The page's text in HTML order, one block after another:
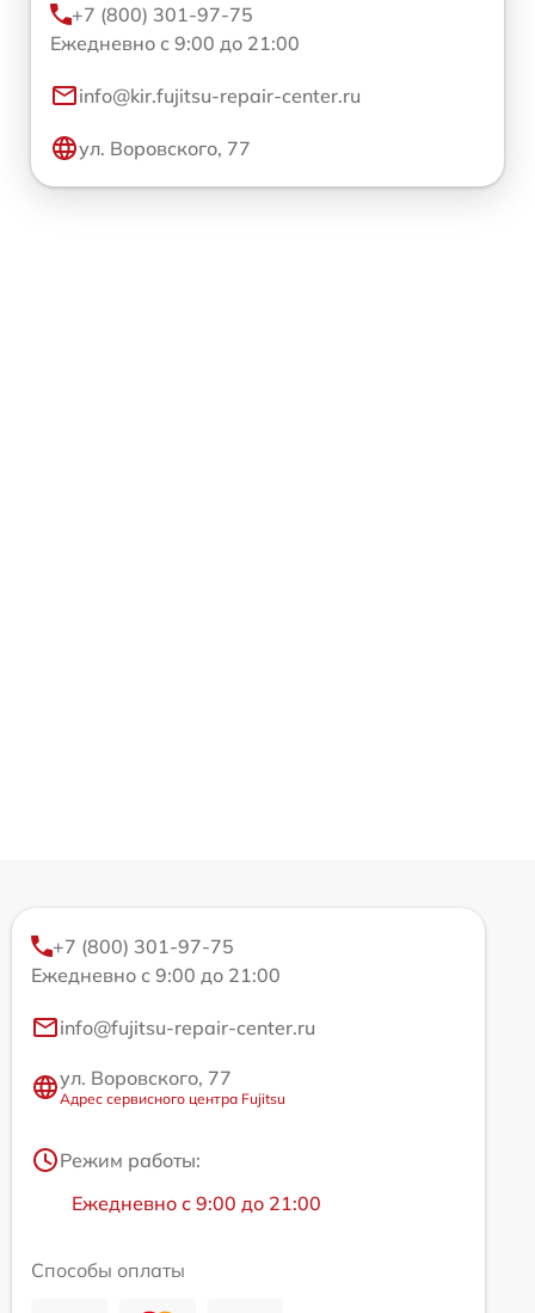
+7 (800) 301-97-75
Ежедневно с 9:00 до 21:00
info@kir.fujitsu-repair-center.ru
ул. Воровского, 77
+7 (800) 301-97-75
Ежедневно с 9:00 до 21:00
info@fujitsu-repair-center.ru
ул. Воровского, 77
Адрес сервисного центра Fujitsu
Режим работы:
Ежедневно с 9:00 до 21:00
Способы оплаты